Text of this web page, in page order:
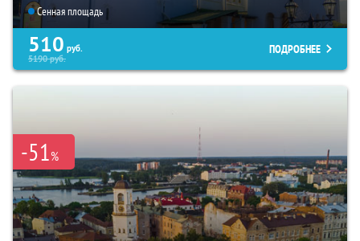
Сенная площадь
510 руб.
5190руб.
ПОДРОБНЕЕ
-51%